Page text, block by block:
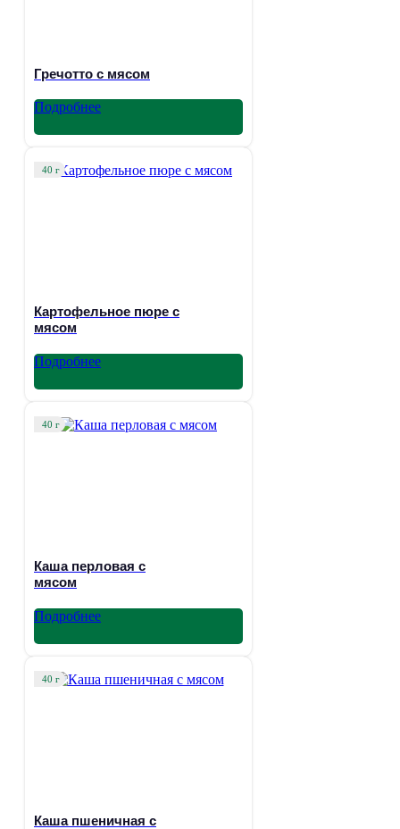
Гречотто с мясом
Подробнее
40 г
Картофельное пюре с
мясом
Подробнее
40 г
Каша перловая с
мясом
Подробнее
40 г
Каша пшеничная с